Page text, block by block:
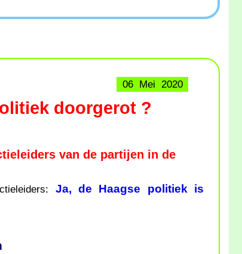
06 Mei 2020
doorgerot ?
van de partijen in de
Ja, de Haagse politiek is